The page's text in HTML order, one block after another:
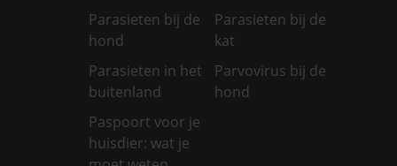
Parasieten bij de
hond
Parasieten bij de
kat
Parasieten in het
buitenland
Parvovirus bij de
hond
Paspoort voor je
huisdier: wat je